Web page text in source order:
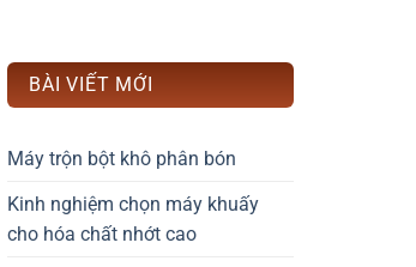
BÀI VIẾT MỚI
Máy trộn bột khô phân bón
Kinh nghiệm chọn máy khuấy
cho hóa chất nhớt cao